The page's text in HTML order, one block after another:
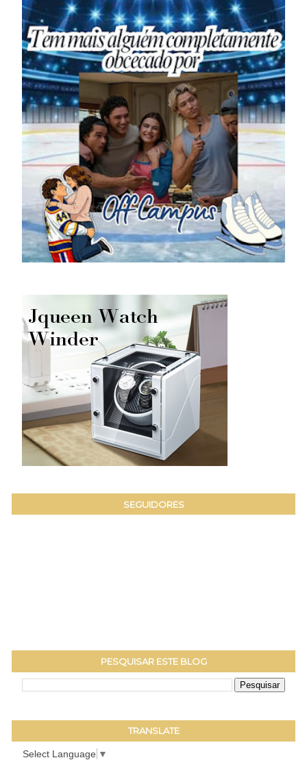
SEGUIDORES
PESQUISAR ESTE BLOG
TRANSLATE
Select Language ▼